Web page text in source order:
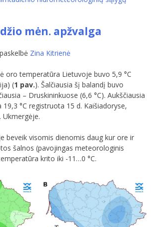
mėn. apžvalga
paskelbė Zina Kitrienė
oro temperatūra Lietuvoje buvo 5,9 °C
(1 pav.). Šalčiausia šį balandį buvo
– Druskininkuose (6,6 °C). Aukščiausia
°C registruota 15 d. Kaišiadoryse,
Ukmergėje.
beveik visomis dienomis daug kur ore ir
šalnos (pavojingas meteorologinis
krito iki -11…0 °C.